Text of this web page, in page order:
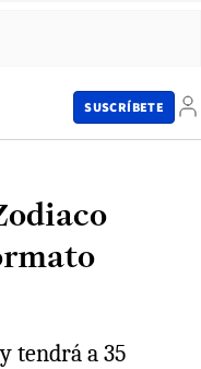
SUSCRÍBETE
tendrá a 35